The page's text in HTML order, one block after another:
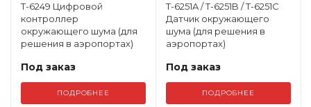
T-6249 Цифровой
контроллер
окружающего шума (для
решения в аэропортах)
Под заказ
ПОДРОБНЕЕ
T-6251A / T-6251B / T-6251C
Датчик окружающего
шума (для решения в
аэропортах)
Под заказ
ПОДРОБНЕЕ